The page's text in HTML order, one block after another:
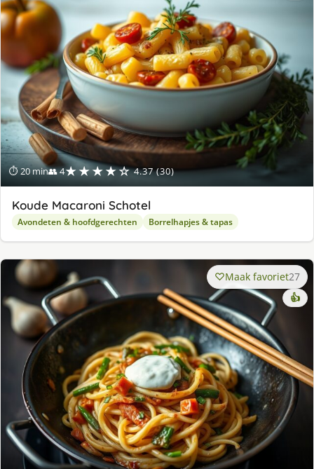
⏱ 20 min👥 4★★★★☆ 4.37 (30)
Koude Macaroni Schotel
Avondeten & hoofdgerechten Borrelhapjes & tapas
Maak favoriet27
👍